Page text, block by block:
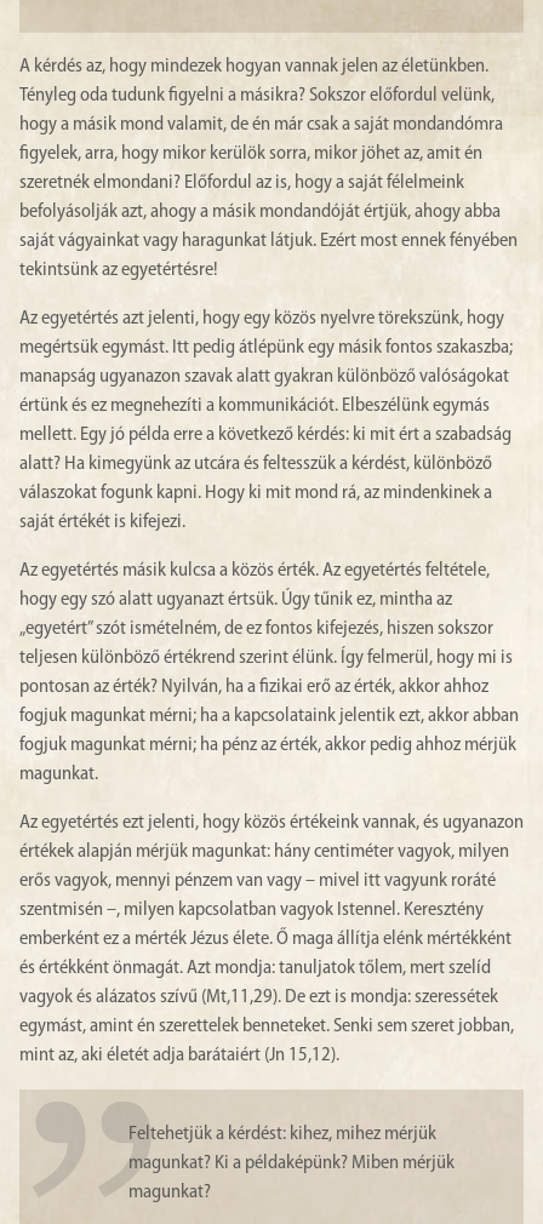
A kérdés az, hogy mindezek hogyan vannak jelen az életünkben.
Tényleg oda tudunk figyelni a másikra? Sokszor előfordul velünk,
hogy a másik mond valamit, de én már csak a saját mondandómra
figyelek, arra, hogy mikor kerülök sorra, mikor jöhet az, amit én
szeretnék elmondani? Előfordul az is, hogy a saját félelmeink
befolyásolják azt, ahogy a másik mondandóját értjük, ahogy abba
saját vágyainkat vagy haragunkat látjuk. Ezért most ennek fényében
tekintsünk az egyetértésre!
Az egyetértés azt jelenti, hogy egy közös nyelvre törekszünk, hogy
megértsük egymást. Itt pedig átlépünk egy másik fontos szakaszba;
manapság ugyanazon szavak alatt gyakran különböző valóságokat
értünk és ez megnehezíti a kommunikációt. Elbeszélünk egymás
mellett. Egy jó példa erre a következő kérdés: ki mit ért a szabadság
alatt? Ha kimegyünk az utcára és feltesszük a kérdést, különböző
válaszokat fogunk kapni. Hogy ki mit mond rá, az mindenkinek a
saját értékét is kifejezi.
Az egyetértés másik kulcsa a közös érték. Az egyetértés feltétele,
hogy egy szó alatt ugyanazt értsük. Úgy tűnik ez, mintha az
„egyetért” szót ismételném, de ez fontos kifejezés, hiszen sokszor
teljesen különböző értékrend szerint élünk. Így felmerül, hogy mi is
pontosan az érték? Nyilván, ha a fizikai erő az érték, akkor ahhoz
fogjuk magunkat mérni; ha a kapcsolataink jelentik ezt, akkor abban
fogjuk magunkat mérni; ha pénz az érték, akkor pedig ahhoz mérjük
magunkat.
Az egyetértés ezt jelenti, hogy közös értékeink vannak, és ugyanazon
értékek alapján mérjük magunkat: hány centiméter vagyok, milyen
erős vagyok, mennyi pénzem van vagy – mivel itt vagyunk roráté
szentmisén –, milyen kapcsolatban vagyok Istennel. Keresztény
emberként ez a mérték Jézus élete. Ő maga állítja elénk mértékként
és értékként önmagát. Azt mondja: tanuljatok tőlem, mert szelíd
vagyok és alázatos szívű (Mt,11,29). De ezt is mondja: szeressétek
egymást, amint én szerettelek benneteket. Senki sem szeret jobban,
mint az, aki életét adja barátaiért (Jn 15,12).
Feltehetjük a kérdést: kihez, mihez mérjük
magunkat? Ki a példaképünk? Miben mérjük
magunkat?